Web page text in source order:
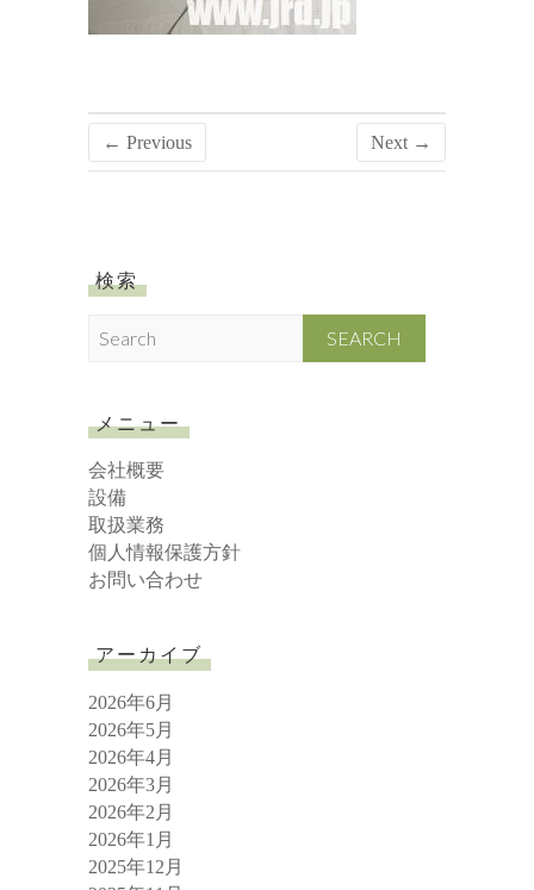
← Previous Next →
検索
c
h
メニュー
会社概要
設備
取扱業務
個人情報保護方針
お問い合わせ
アーカイブ
2026年6月
2026年5月
2026年4月
2026年3月
2026年2月
2026年1月
2025年12月